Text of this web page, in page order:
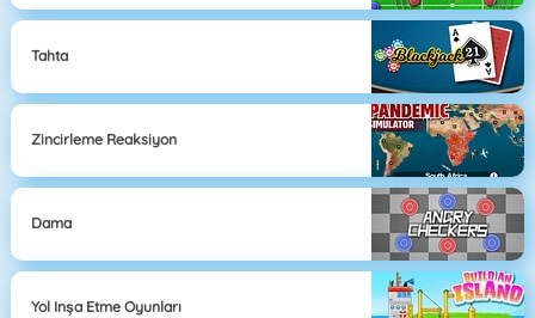
Tahta
Zincirleme Reaksiyon
Dama
Yol Inşa Etme Oyunları